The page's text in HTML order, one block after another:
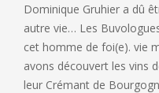
Dominique Gruhier a dû
autre vie… Les
cet homme de foi(e). vie
avons découvert les vins
leur Crémant de